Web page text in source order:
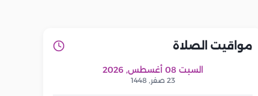
مواقيت الصلاة
السبت 08 أغسطس, 2026
23 صفر, 1448